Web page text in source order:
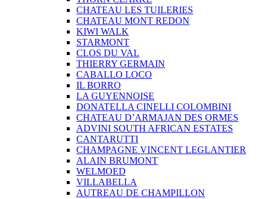
CHATEAU LES TUILERIES
CHATEAU MONT REDON
KIWI WALK
STARMONT
CLOS DU VAL
THIERRY GERMAIN
CABALLO LOCO
IL BORRO
LA GUYENNOISE
DONATELLA CINELLI COLOMBINI
CHATEAU D’ARMAJAN DES ORMES
ADVINI SOUTH AFRICAN ESTATES
CANTARUTTI
CHAMPAGNE VINCENT LEGLANTIER
ALAIN BRUMONT
WELMOED
VILLABELLA
AUTREAU DE CHAMPILLON